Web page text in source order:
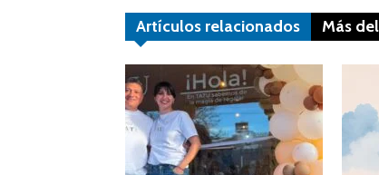
Artículos relacionados Más